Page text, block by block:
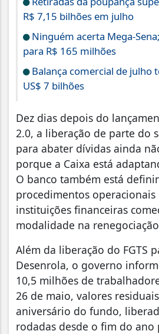
R$ 7,15 bilhões em julho
Ninguém acerta Mega-
para R$ 165 milhões
Balança comercial de julho
US$ 7 bilhões
Dez dias depois do
2.0, a liberação de parte do
para abater dívidas ainda
porque a Caixa está
O banco também está
procedimentos operacionais
instituições financeiras
modalidade na
Além da liberação do FGTS
Desenrola, o governo
10,5 milhões de
26 de maio, valores
aniversário do fundo,
rodadas desde o fim do ano